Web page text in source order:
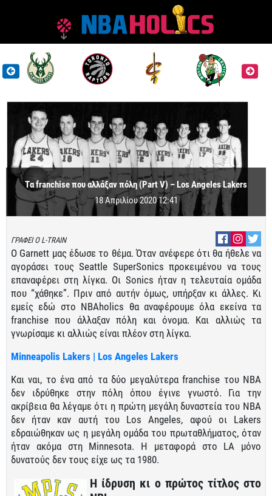
Tα franchise που αλλάξαν πόλη (Part V) – Los Angeles Lakers
18 Απριλίου 2020 12:41
ΓΡΑΦΕΙ Ο L-TRAIN
O Garnett μας έδωσε το θέμα. Όταν ανέφερε ότι θα ήθελε να
αγοράσει τους Seattle SuperSonics προκειμένου να τους
επαναφέρει στη λίγκα. Οι Sonics ήταν η τελευταία ομάδα
που “χάθηκε”. Πριν από αυτήν όμως, υπήρξαν κι άλλες. Κι
εμείς εδώ στο NBAholics θα αναφέρουμε όλα εκείνα τα
franchise που άλλαξαν πόλη και όνομα. Και αλλιώς τα
γνωρίσαμε κι αλλιώς είναι πλέον στη λίγκα.
Minneapolis Lakers | Los Angeles Lakers
Και ναι, το ένα από τα δύο μεγαλύτερα franchise του ΝΒΑ
δεν ιδρύθηκε στην πόλη όπου έγινε γνωστό. Για την
ακρίβεια θα λέγαμε ότι η πρώτη μεγάλη δυναστεία του ΝΒΑ
δεν ήταν καν αυτή του Los Angeles, αφού οι Lakers
εδραιώθηκαν ως η μεγάλη ομάδα του πρωταθλήματος, όταν
ήταν ακόμα στη Minnesota. Η μεταφορά στο LA μόνο
δυνατούς δεν τους είχε ως τα 1980.
Η ίδρυση κι ο πρώτος τίτλος στο